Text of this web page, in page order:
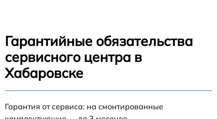
Гарантийные обязательства
сервисного центра в
Хабаровске
Гарантия от сервиса: на смонтированные